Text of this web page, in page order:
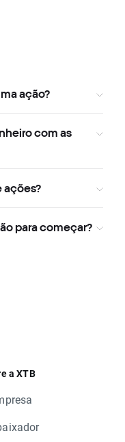
ação?
com as
ações?
para começar?
a XTB